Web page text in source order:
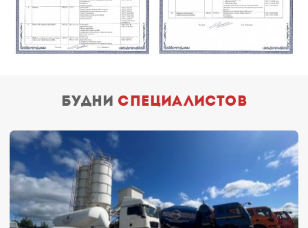
будни специалистов